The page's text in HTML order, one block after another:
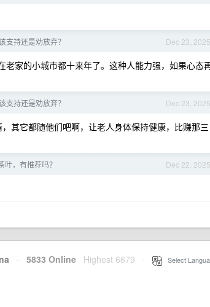
Dec 23, 2025
支持还是劝放弃？
家的小城市都十来年了。这种人能力强，如果心态
Dec 23, 2025
支持还是劝放弃？
其它都随他们吧啊，让老人身体保持健康，比赚那三
Dec 22, 2025
，有推荐吗？
· 5833 Online Highest 6679 Select